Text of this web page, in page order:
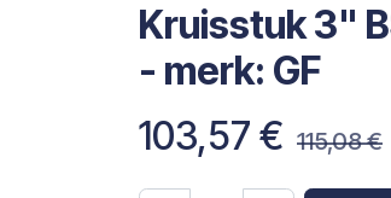
Kruisstuk 3"
- merk: GF
103,57 € 115,08€